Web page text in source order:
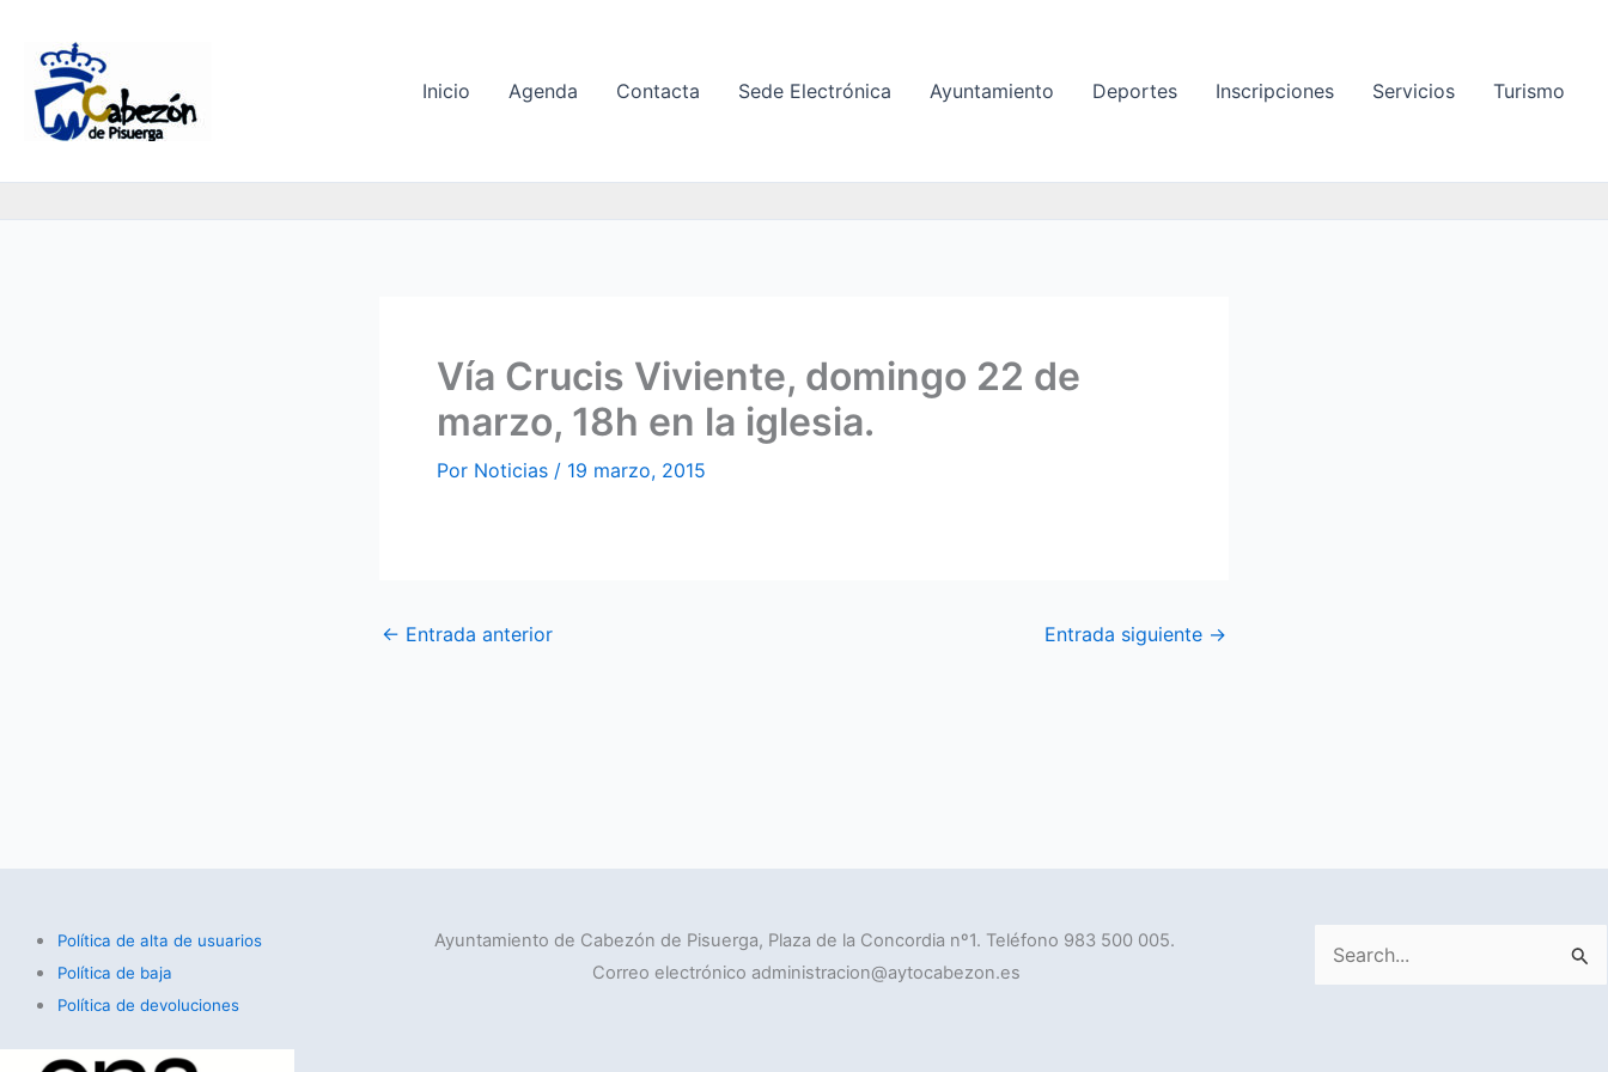
contenido
Inicio Agenda Contacta Sede Electrónica Ayuntamiento Deportes Inscripciones Servicios Turismo
Vía Crucis Viviente, domingo 22 de
marzo, 18h en la iglesia.
Por Noticias / 19 marzo, 2015
← Entrada anterior Entrada siguiente →
Política de alta de usuarios
Política de baja
Política de devoluciones
Ayuntamiento de Cabezón de Pisuerga, Plaza de la Concordia nº1. Teléfono 983 500 005.
Correo electrónico administracion@aytocabezon.es
Buscar
por: